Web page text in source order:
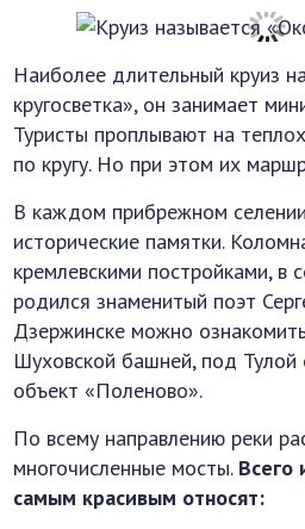
Наиболее длительный круиз
кругосветка», он занимает
Туристы проплывают на
по кругу. Но при этом их
В каждом прибрежном
исторические памятки.
кремлевскими постройками, в
родился знаменитый поэт
Дзержинске можно
Шуховской башней, под Тулой
объект «Поленово».
По всему направлению реки
многочисленные мосты. Всего
самым красивым относят: